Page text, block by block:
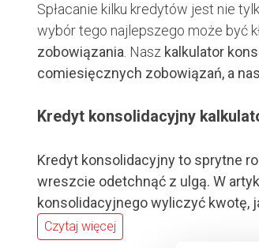
Spłacanie kilku kredytów jest nie
wybór tego najlepszego może być
zobowiązania . Nasz kalkulator
comiesięcznych zobowiązań, a
Kredyt konsolidacyjny
Kredyt konsolidacyjny to sprytne
wreszcie odetchnąć z ulgą. W
konsolidacyjnego wyliczyć kwotę,